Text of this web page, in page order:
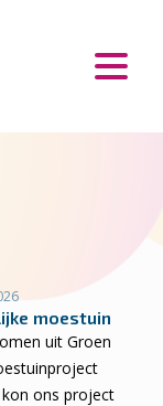
moestuin
uit Groen
kon ons project